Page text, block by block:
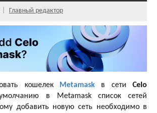
Главный редактор
кошелек Metamask в сети Celo
в Metamask список сетей
добавить новую сеть необходимо в